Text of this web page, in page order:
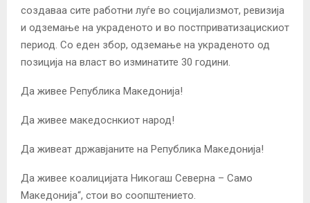
создаваа сите работни луѓе во социјализмот, ревизија
и одземање на украденото и во постприватизацискиот
период. Со еден збор, одземање на украденото од
позиција на власт во изминатите 30 години.
Да живее Република Македонија!
Да живее македоснкиот народ!
Да живеат државјаните на Република Македонија!
Да живее коалицијата Никогаш Северна – Само
Македонија“, стои во соопштението.